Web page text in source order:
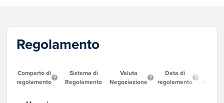
Regolamento
Comparto di
regolamento
Sistema di
Regolamento
Valuta
Negoziazione
Data di
regolamento